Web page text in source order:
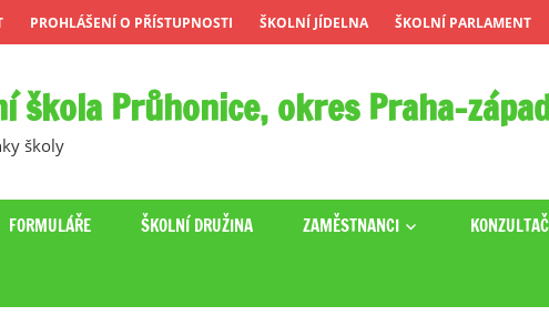
PROHLÁŠENÍ O PŘÍSTUPNOSTI ŠKOLNÍ JÍDELNA ŠKOLNÍ PARLAMENT
škola Průhonice, okres Praha-
školy
FORMULÁŘE ŠKOLNÍ DRUŽINA ZAMĚSTNANCI